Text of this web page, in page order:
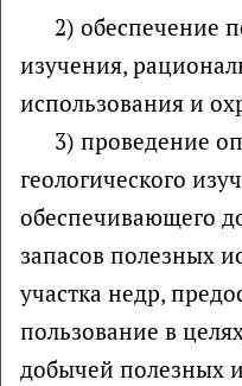
2) обеспечение
изучения,
использования и
3) проведение
геологического
обеспечивающего
запасов полезных
участка недр,
пользование в
добычей полезных